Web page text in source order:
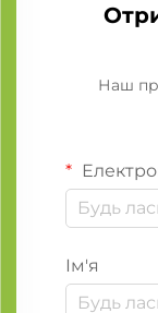
Наш
Ім'я